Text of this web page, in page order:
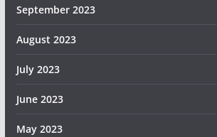
September 2023
August 2023
July 2023
June 2023
May 2023